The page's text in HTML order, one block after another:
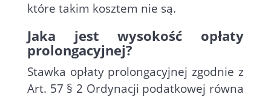
które takim kosztem nie są.
Jaka jest wysokość opłaty
prolongacyjnej?
Stawka opłaty prolongacyjnej zgodnie z
Art. 57 § 2 Ordynacji podatkowej równa